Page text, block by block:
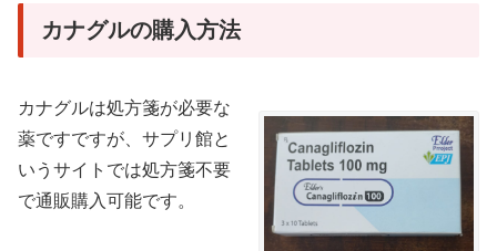
カナグルの購入方法
カナグルは処方箋が必要な
薬ですですが、サプリ館と
いうサイトでは処方箋不要
で通販購入可能です。